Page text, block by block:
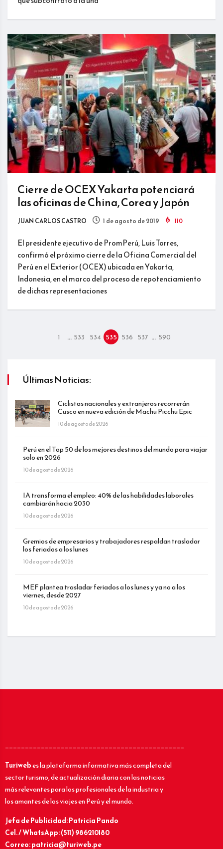
Cierre de OCEX Yakarta potenciará
las oficinas de China, Corea y Japón
JUAN CARLOS CASTRO 1 de agosto de 2019 110
El presidente ejecutivo de PromPerú, Luis Torres,
confirmó el próximo cierre de la Oficina Comercial del
Perú en el Exterior (OCEX) ubicada en Yakarta,
Indonesia, en el marco del proceso de repotenciamiento
de dichas representaciones
1 … 533 534 535 536 537 … 590
Últimas Noticias:
Ciclistas nacionales y extranjeros recorrerán
Cusco en nueva edición de Machu Picchu Epic
10 de agosto de 2026
Perú en el Top 50 de los mejores destinos del mundo para viajar
solo en 2026
10 de agosto de 2026
IA transforma el empleo: 40% de las habilidades laborales
cambiarán hacia 2030
10 de agosto de 2026
Gremios de empresarios y trabajadores respaldan trasladar
los feriados a los lunes
10 de agosto de 2026
MEF plantea trasladar feriados a los lunes y ya no a los
viernes, desde 2027
10 de agosto de 2026
_____________________________________________
Turiwebes la plataforma informativa más completa del
sector turismo, de actualización diaria con las noticias
más relevantes para los profesionales de la industria y
los amantes de los viajes en Perú y el mundo.
Jefa de Publicidad: Patricia Pando
Cel. / WhatsApp: (511) 986210180
Correo: patricia@turiweb.pe